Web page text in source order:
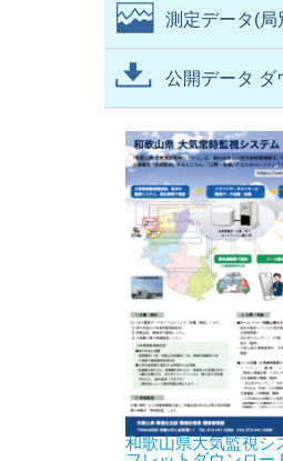
測定データ(局
公開データ ダ
和歌山県大気監視シ